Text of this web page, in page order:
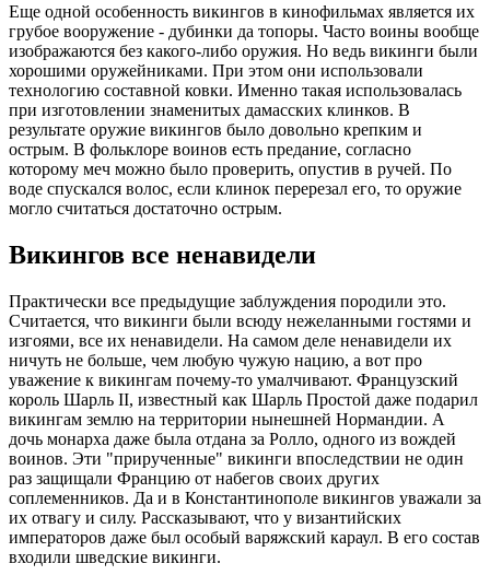
Еще одной особенность викингов в кинофильмах является их
грубое вооружение - дубинки да топоры. Часто воины вообще
изображаются без какого-либо оружия. Но ведь викинги были
хорошими оружейниками. При этом они использовали
технологию составной ковки. Именно такая использовалась
при изготовлении знаменитых дамасских клинков. В
результате оружие викингов было довольно крепким и
острым. В фольклоре воинов есть предание, согласно
которому меч можно было проверить, опустив в ручей. По
воде спускался волос, если клинок перерезал его, то оружие
могло считаться достаточно острым.
Викингов все ненавидели
Практически все предыдущие заблуждения породили это.
Считается, что викинги были всюду нежеланными гостями и
изгоями, все их ненавидели. На самом деле ненавидели их
ничуть не больше, чем любую чужую нацию, а вот про
уважение к викингам почему-то умалчивают. Французский
король Шарль II, известный как Шарль Простой даже подарил
викингам землю на территории нынешней Нормандии. А
дочь монарха даже была отдана за Ролло, одного из вождей
воинов. Эти "прирученные" викинги впоследствии не один
раз защищали Францию от набегов своих других
соплеменников. Да и в Константинополе викингов уважали за
их отвагу и силу. Рассказывают, что у византийских
императоров даже был особый варяжский караул. В его состав
входили шведские викинги.